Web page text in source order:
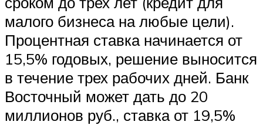
малого бизнеса на любые цели).
Процентная ставка начинается от
15,5% годовых, решение выносится
в течение трех рабочих дней. Банк
Восточный может дать до 20
миллионов руб., ставка от 19,5%